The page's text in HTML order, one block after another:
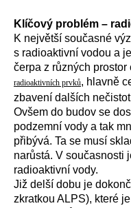
Klíčový problém –
K největší současné
s radioaktivní vodou a
čerpa z různých prostor
radioaktivních prvků, hlavně
zbavení dalších
Ovšem do budov se
podzemní vody a tak
přibývá. Ta se musí
narůstá. V současnosti
radioaktivní vody.
Již delší dobu je
zkratkou ALPS), které